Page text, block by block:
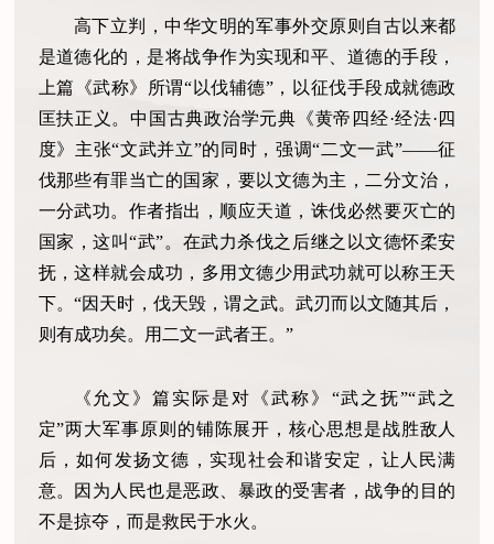
高下立判，中华文明的军事外交原则自古以来都
是道德化的，是将战争作为实现和平、道德的手段，
上篇《武称》所谓“以伐辅德”，以征伐手段成就德政
匡扶正义。中国古典政治学元典《黄帝四经·经法·四
度》主张“文武并立”的同时，强调“二文一武”——征
伐那些有罪当亡的国家，要以文德为主，二分文治，
一分武功。作者指出，顺应天道，诛伐必然要灭亡的
国家，这叫“武”。在武力杀伐之后继之以文德怀柔安
抚，这样就会成功，多用文德少用武功就可以称王天
下。“因天时，伐天毁，谓之武。武刃而以文随其后，
则有成功矣。用二文一武者王。”
《允文》篇实际是对《武称》 “武之抚”“武之
定”两大军事原则的铺陈展开，核心思想是战胜敌人
后，如何发扬文德，实现社会和谐安定，让人民满
意。因为人民也是恶政、暴政的受害者，战争的目的
不是掠夺，而是救民于水火。